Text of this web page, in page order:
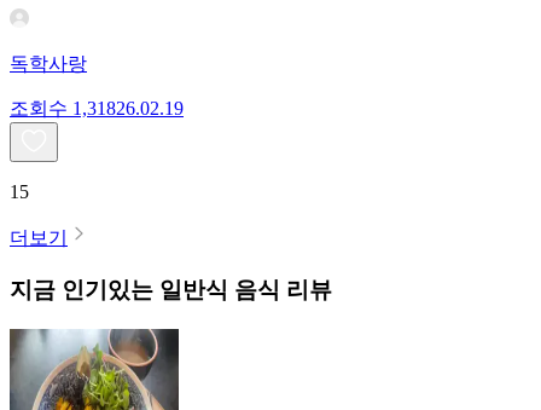
독학사랑
조회수 1,31826.02.19
15
더보기
지금 인기있는 일반식 음식 리뷰